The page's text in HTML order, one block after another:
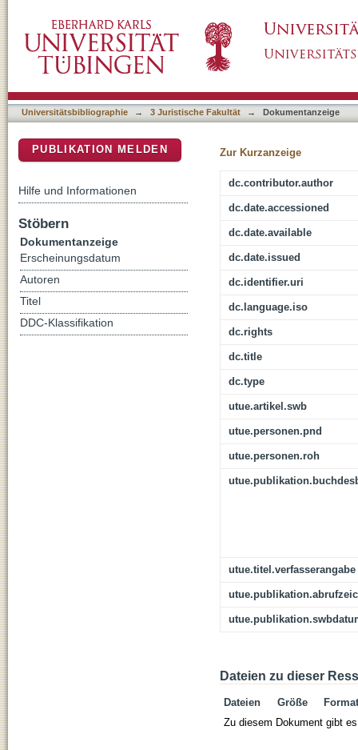
Universitätsbibliographie → 3 Juristische Fakultät → Dokumentanzeige
Zur Kurzanzeige
dc.contributor.author
dc.date.accessioned
dc.date.available
dc.date.issued
dc.identifier.uri
dc.language.iso
dc.rights
dc.title
dc.type
utue.artikel.swb
utue.personen.pnd
utue.personen.roh
utue.titel.verfasserangabe
Dateien zu dieser
Dateien Größe
Format
Zu diesem Dokument gibt
PUBLIKATION MELDEN
Hilfe und Informationen
Stöbern
Dokumentanzeige
Erscheinungsdatum
Autoren
Titel
DDC-Klassifikation